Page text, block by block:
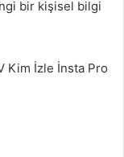
bir kişisel bilgi
Kim İzle İnsta Pro